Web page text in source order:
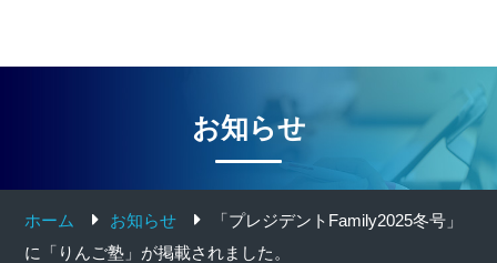
お知らせ
ホーム お知らせ
「プレジデントFamily2025冬号」
に「りんご塾」が掲載されました。